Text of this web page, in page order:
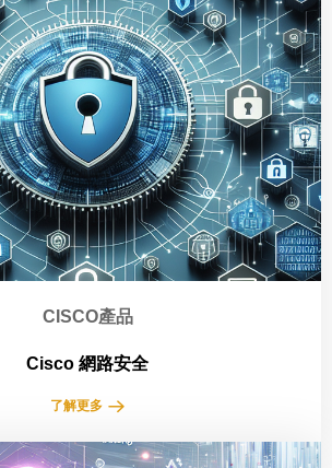
CISCO產品
Cisco 網路安全
了解更多